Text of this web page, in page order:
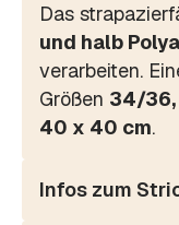
Das
und halb
verarbeiten.
Größen 34/
40 x 40 cm.
Infos zum